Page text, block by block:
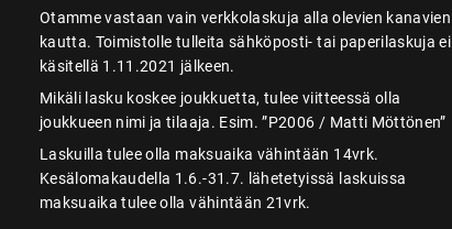
Otamme vastaan vain verkkolaskuja alla olevien kanavien
kautta. Toimistolle tulleita sähköposti- tai paperilaskuja ei
käsitellä 1.11.2021 jälkeen.
Mikäli lasku koskee joukkuetta, tulee viitteessä olla
joukkueen nimi ja tilaaja. Esim. ”P2006 / Matti Möttönen”
Laskuilla tulee olla maksuaika vähintään 14vrk.
Kesälomakaudella 1.6.-31.7. lähetetyissä laskuissa
maksuaika tulee olla vähintään 21vrk.